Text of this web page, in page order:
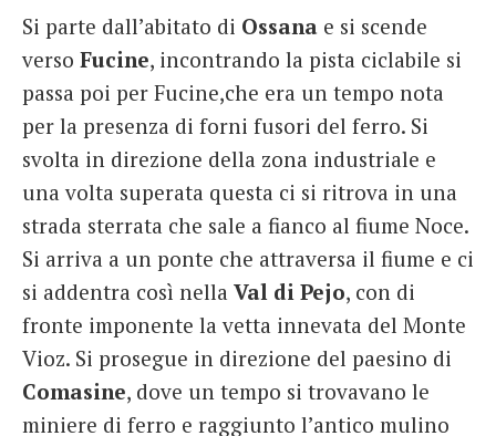
Si parte dall’abitato di Ossana e si scende
verso Fucine, incontrando la pista ciclabile si
passa poi per Fucine,che era un tempo nota
per la presenza di forni fusori del ferro. Si
svolta in direzione della zona industriale e
una volta superata questa ci si ritrova in una
strada sterrata che sale a fianco al fiume Noce.
Si arriva a un ponte che attraversa il fiume e ci
si addentra così nella Val di Pejo, con di
fronte imponente la vetta innevata del Monte
Vioz. Si prosegue in direzione del paesino di
Comasine, dove un tempo si trovavano le
miniere di ferro e raggiunto l’antico mulino